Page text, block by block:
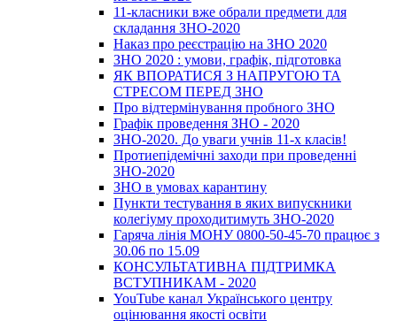
11-класники вже обрали предмети для
складання ЗНО-2020
Наказ про реєстрацію на ЗНО 2020
ЗНО 2020 : умови, графік, підготовка
ЯК ВПОРАТИСЯ З НАПРУГОЮ ТА
СТРЕСОМ ПЕРЕД ЗНО
Про відтермінування пробного ЗНО
Графік проведення ЗНО - 2020
ЗНО-2020. До уваги учнів 11-х класів!
Протиепідемічні заходи при проведенні
ЗНО-2020
ЗНО в умовах карантину
Пункти тестування в яких випускники
колегіуму проходитимуть ЗНО-2020
Гаряча лінія МОНУ 0800-50-45-70 працює з
30.06 по 15.09
КОНСУЛЬТАТИВНА ПІДТРИМКА
ВСТУПНИКАМ - 2020
YouTube канал Українського центру
оцінювання якості освіти